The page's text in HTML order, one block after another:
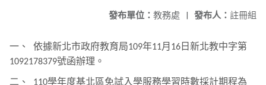
發布人： 註冊組
發布單位： 教務處 |
一、 依據新北市政府教育局109年11月 16 日新北教中字第
1092178379號函辦理。
二、 110學年度基北區免試入學服務學習時數採計期程為